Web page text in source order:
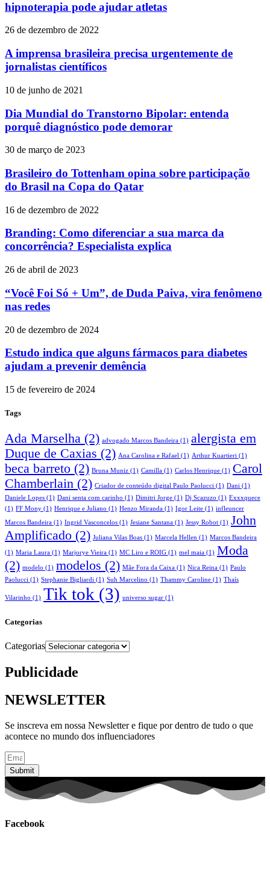
hipnoterapia pode ajudar atletas
26 de dezembro de 2022
A imprensa brasileira precisa urgentemente de
jornalistas científicos
10 de junho de 2021
Dia Mundial do Transtorno Bipolar: entenda
porquê diagnóstico pode demorar
30 de março de 2023
Brasileiro do Tottenham opina sobre participação
do Brasil na Copa do Qatar
16 de dezembro de 2022
Branding: Como diferenciar a sua marca da
concorrência? Especialista explica
26 de abril de 2023
“Você Foi Só + Um”, de Duda Paiva, vira fenômeno
nas redes
20 de dezembro de 2024
Estudo indica que alguns fármacos para diabetes
ajudam a prevenir demência
15 de fevereiro de 2024
Tags
Ada Marselha (2) advogado Marcos Bandeira (1) alergista em
Duque de Caxias (2) Ana Carolina e Rafael (1) Arthur Kuartieri (1)
beca barreto (2) Bruna Muniz (1) Camilla (1) Carlos Henrique (1) Carol
Chamberlain (2) Criador de conteúdo digital Paulo Paolucci (1) Dani (1)
Daniele Lopes (1) Dani senta com carinho (1) Dimitri Jorge (1) Dj Scazuzo (1) Exxxquece
(1) FF Mony (1) Henrique e Juliano (1) Henzo Miranda (1) Igor Leite (1) infleuncer
Marcos Bandeira (1) Ingrid Vasconcelos (1) Jesiane Santana (1) Jessy Robot (1) John
Amplificado (2) Juliana Vilas Boas (1) Marcela Hellen (1) Marcos Bandeira
(1) Maria Laura (1) Marjorye Vieira (1) MC Liro e ROIG (1) mel maia (1) Moda
(2) modelo (1) modelos (2) Mãe Fora da Caixa (1) Nica Reina (1) Paulo
Paolucci (1) Stephanie Bigliardi (1) Suh Marcelino (1) Thammy Caroline (1) Thaís
Vilarinho (1) Tik tok (3) universo sugar (1)
Categorias
Categorias
Publicidade
NEWSLETTER
Se inscreva em nossa Newsletter e fique por dentro de tudo o que
acontece no mundo dos influenciadores
Submit
Facebook